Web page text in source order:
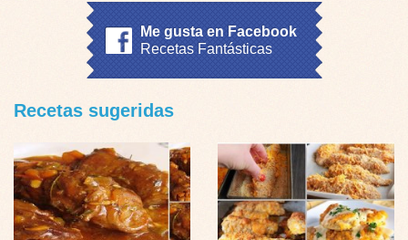
Me gusta en Facebook
Recetas Fantásticas
Recetas sugeridas